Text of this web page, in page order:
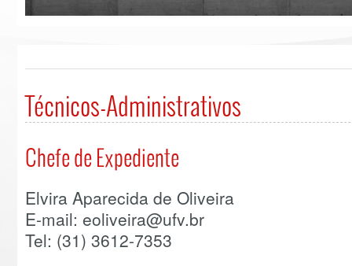
Técnicos-Administrativos
Chefe de Expediente
Elvira Aparecida de Oliveira
E-mail: eoliveira@ufv.br
Tel: (31) 3612-7353